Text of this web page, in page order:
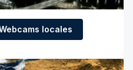
locales